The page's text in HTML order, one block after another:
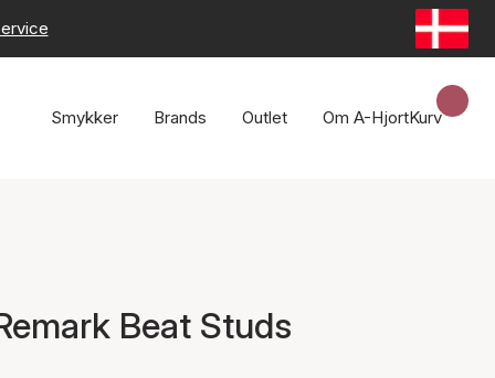
Smykker Brands Outlet Om A-HjortKurv
Beat Studs